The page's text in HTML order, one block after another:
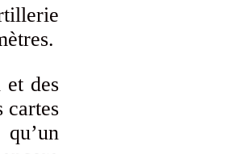
et des
cartes